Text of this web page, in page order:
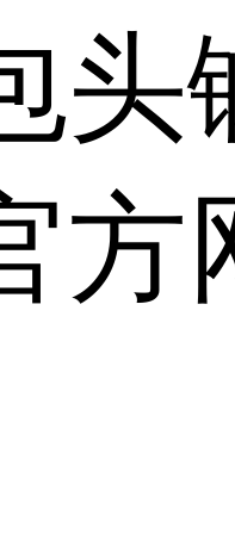
头
方